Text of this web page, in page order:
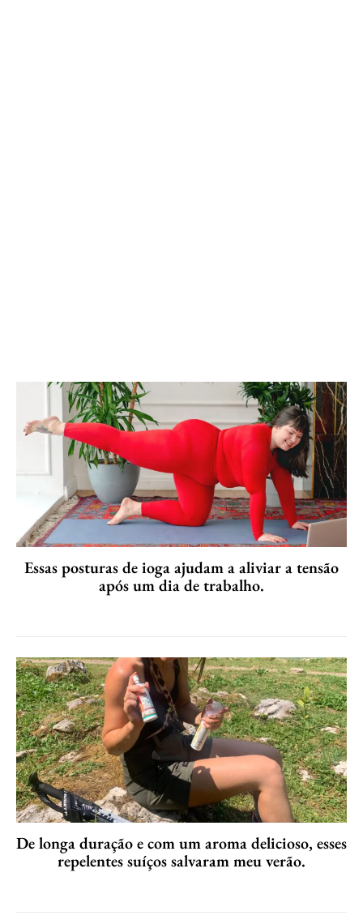
Essas posturas de ioga ajudam a aliviar a tensão
após um dia de trabalho.
De longa duração e com um aroma delicioso, esses
repelentes suíços salvaram meu verão.